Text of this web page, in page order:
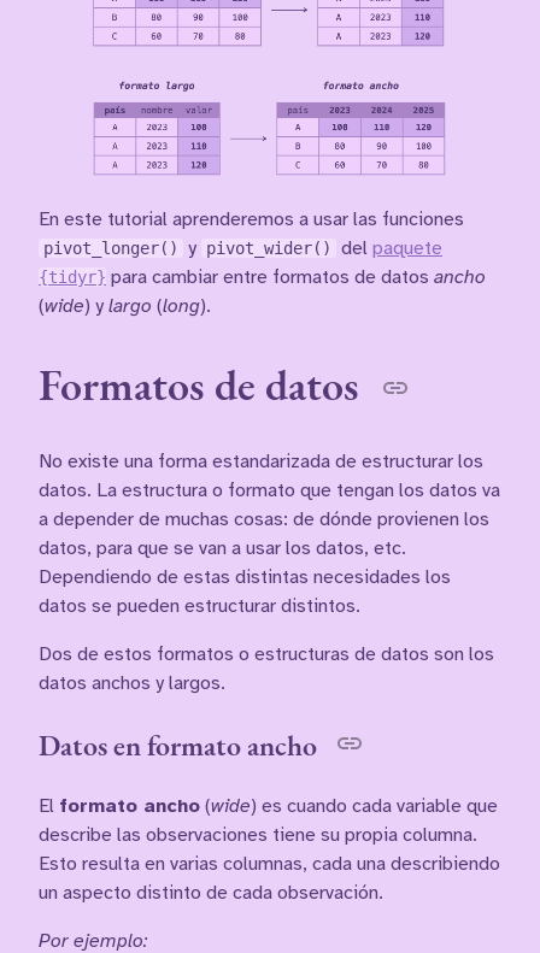
En este tutorial aprenderemos a usar las funciones
pivot_longer() y pivot_wider() del paquete
{tidyr} para cambiar entre formatos de datos ancho
(wide) y largo (long).
Formatos de datos
No existe una forma estandarizada de estructurar los
datos. La estructura o formato que tengan los datos va
a depender de muchas cosas: de dónde provienen los
datos, para que se van a usar los datos, etc.
Dependiendo de estas distintas necesidades los
datos se pueden estructurar distintos.
Dos de estos formatos o estructuras de datos son los
datos anchos y largos.
Datos en formato ancho
El formato ancho (wide) es cuando cada variable que
describe las observaciones tiene su propia columna.
Esto resulta en varias columnas, cada una describiendo
un aspecto distinto de cada observación.
Por ejemplo: